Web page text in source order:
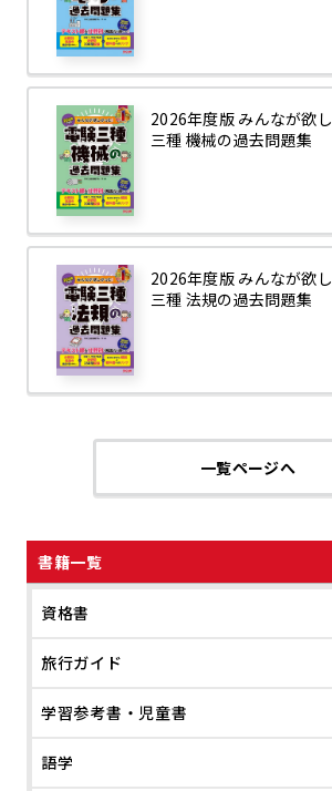
書籍一覧
資格書
旅行ガイド
学習参考書・児童書
語学
2026年度版 みんなが欲
三種 機械の過去問題集
2026年度版 みんなが欲
三種 法規の過去問題集
一覧ページへ